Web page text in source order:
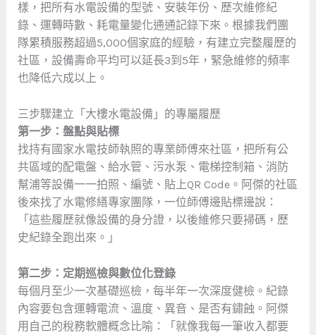
樣，把所有水電設備的型號、安裝年份、歷次維修紀
錄、運轉時數、耗電量變化通通記錄下來。根據我們團
隊累積服務超過5,000個家庭的經驗，有建立完整履歷的
社區，設備壽命平均可以延長3到5年，緊急維修的頻率
也降低六成以上。
三步驟建立「大樓水電設備」的專屬履歷
第一步：盤點與貼標
找持有國家水電技師執照的專業師傅來社區，把所有公
共區域的配電盤、給水管、污水泵、電梯控制箱、消防
幫浦等設備一一拍照、編號、貼上QR Code。阿傑的社區
後來找了水電修繕專家團隊，一位師傅邊貼標邊說：
「這些履歷就像設備的身分證，以後維修只要掃碼，歷
史紀錄全跑出來。」
第二步：定期巡檢與數位化登錄
每個月至少一次基礎巡檢，每半年一次深度健檢。紀錄
內容要包含運轉電流、溫度、異音、是否有鏽蝕。阿傑
用自己的稅務軟體概念比喻：「就像我每一筆收入都要